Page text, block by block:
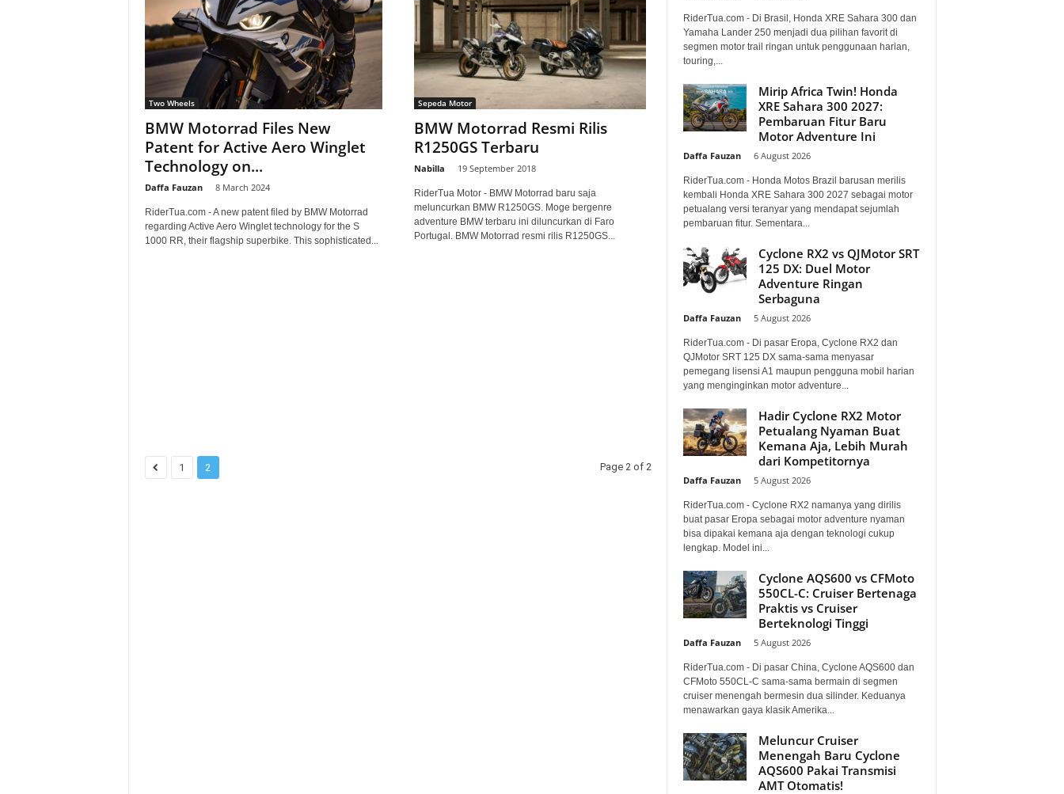
Two Wheels
BMW Motorrad Files New
Patent for Active Aero Winglet
Technology on...
Daffa Fauzan 8 March 2024
RiderTua.com - A new patent filed by BMW Motorrad
regarding Active Aero Winglet technology for the S
1000 RR, their flagship superbike. This sophisticated...
Sepeda Motor
BMW Motorrad Resmi Rilis
R1250GS Terbaru
Nabilla 19 September 2018
RiderTua Motor - BMW Motorrad baru saja
meluncurkan BMW R1250GS. Moge bergenre
adventure BMW terbaru ini diluncurkan di Faro
Portugal. BMW Motorrad resmi rilis R1250GS...
1 2 Page 2 of 2
RiderTua.com - Di Brasil, Honda XRE Sahara 300 dan
Yamaha Lander 250 menjadi dua pilihan favorit di
segmen motor trail ringan untuk penggunaan harian,
touring,...
Mirip Africa Twin! Honda
XRE Sahara 300 2027:
Pembaruan Fitur Baru
Motor Adventure Ini
Daffa Fauzan 6 August 2026
RiderTua.com - Honda Motos Brazil barusan merilis
kembali Honda XRE Sahara 300 2027 sebagai motor
petualang versi teranyar yang mendapat sejumlah
pembaruan fitur. Sementara...
Cyclone RX2 vs QJMotor SRT
125 DX: Duel Motor
Adventure Ringan
Serbaguna
Daffa Fauzan 5 August 2026
RiderTua.com - Di pasar Eropa, Cyclone RX2 dan
QJMotor SRT 125 DX sama-sama menyasar
pemegang lisensi A1 maupun pengguna mobil harian
yang menginginkan motor adventure...
Hadir Cyclone RX2 Motor
Petualang Nyaman Buat
Kemana Aja, Lebih Murah
dari Kompetitornya
Daffa Fauzan 5 August 2026
RiderTua.com - Cyclone RX2 namanya yang dirilis
buat pasar Eropa sebagai motor adventure nyaman
bisa dipakai kemana aja dengan teknologi cukup
lengkap. Model ini...
Cyclone AQS600 vs CFMoto
550CL-C: Cruiser Bertenaga
Praktis vs Cruiser
Berteknologi Tinggi
Daffa Fauzan 5 August 2026
RiderTua.com - Di pasar China, Cyclone AQS600 dan
CFMoto 550CL-C sama-sama bermain di segmen
cruiser menengah bermesin dua silinder. Keduanya
menawarkan gaya klasik Amerika...
Meluncur Cruiser
Menengah Baru Cyclone
AQS600 Pakai Transmisi
AMT Otomatis!